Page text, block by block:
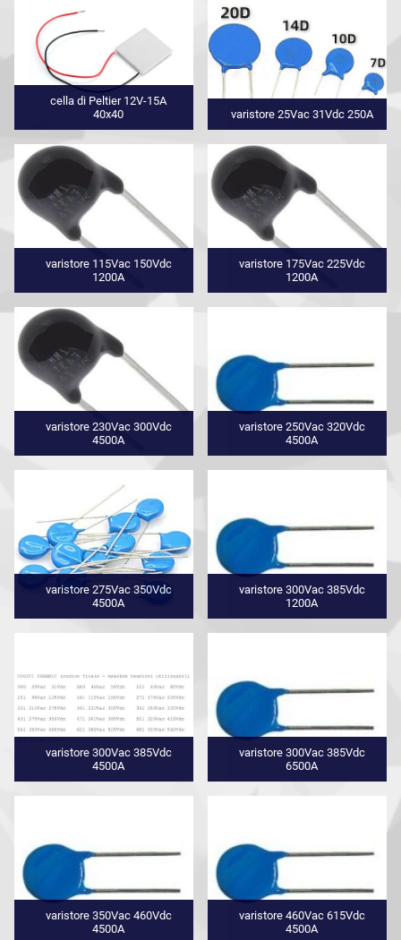
cella di Peltier 12V-15A
40x40
varistore 25Vac 31Vdc 250A
varistore 115Vac 150Vdc
1200A
varistore 175Vac 225Vdc
1200A
varistore 230Vac 300Vdc
4500A
varistore 250Vac 320Vdc
4500A
varistore 275Vac 350Vdc
4500A
varistore 300Vac 385Vdc
1200A
varistore 300Vac 385Vdc
4500A
varistore 300Vac 385Vdc
6500A
varistore 350Vac 460Vdc
4500A
varistore 460Vac 615Vdc
4500A